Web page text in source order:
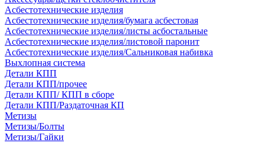
Асбестотехнические изделия
Асбестотехнические изделия/бумага асбестовая
Асбестотехнические изделия/листы асбостальные
Асбестотехнические изделия/листовой паронит
Асбестотехнические изделия/Сальниковая набивка
Выхлопная система
Детали КПП
Детали КПП/прочее
Детали КПП/ КПП в сборе
Детали КПП/Раздаточная КП
Метизы
Метизы/Болты
Метизы/Гайки